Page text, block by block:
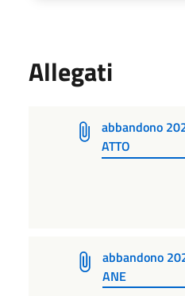
Allegati
abbandono
ATTO
abbandono
ANE